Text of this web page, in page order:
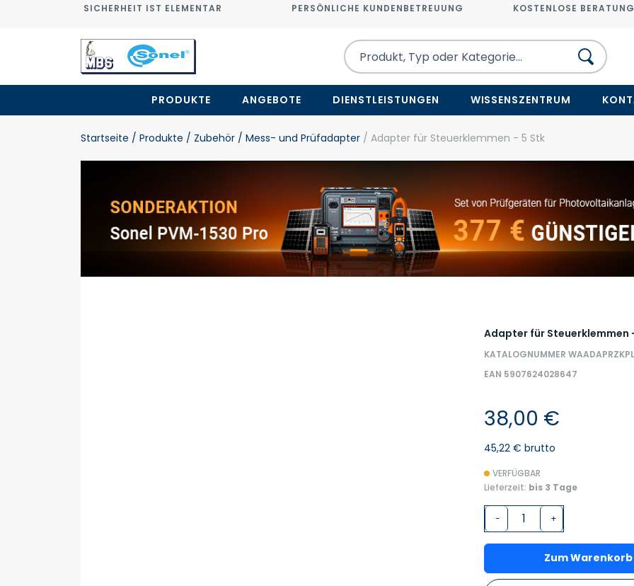
SICHERHEIT IST ELEMENTAR PERSÖNLICHE KUNDENBETREUUNG KOSTENLOSE BERATUNG
PRODUKTE ANGEBOTE DIENSTLEISTUNGEN WISSENSZENTRUM
Startseite / Produkte / Zubehör / Mess- und Prüfadapter / Adapter für Steuerklemmen - 5 Stk
Adapter für Steuerklemmen
KATALOGNUMMER
EAN 5907624028647
38,00 €
45,22 € brutto
VERFÜGBAR
Lieferzeit: bis 3 Tage
- +
Zum Warenkorb